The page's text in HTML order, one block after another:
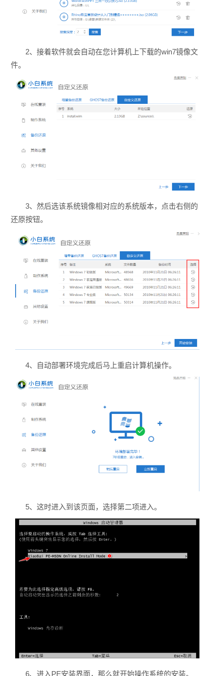
2、接着软件就会自动在您计算机上下载的win7镜像文
件。
3、然后选该系统镜像相对应的系统版本，点击右侧的
还原按钮。
4、自动部署环境完成后马上重启计算机操作。
5、这时进入到该页面，选择第二项进入。
6、进入PE安装界面，那么就开始操作系统的安装。